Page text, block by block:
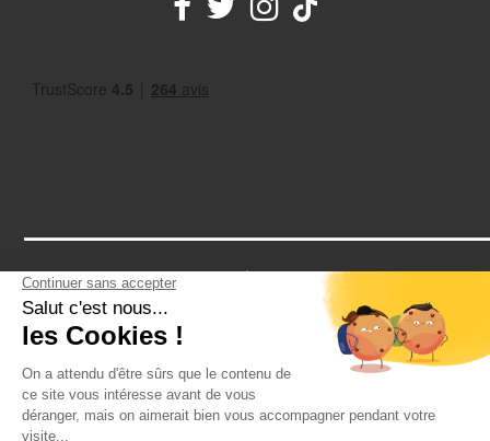
Notre assurance RCP vous protège contre tous les petits bobos
d'un EVG: une cheville en vrac après un paintball? Un tour de
cou après un striptease? Notre assurance vous couvre